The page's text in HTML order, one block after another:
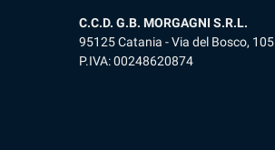
C.C.D. G.B. MORGAGNI S.R.L.
95125 Catania - Via del Bosco, 105
P.IVA: 00248620874